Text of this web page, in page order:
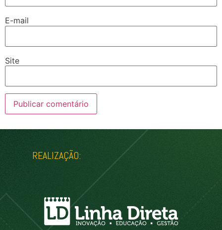
E-mail
Site
REALIZAÇÃO: